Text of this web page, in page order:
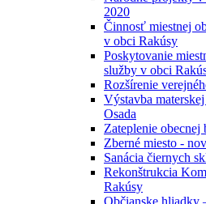
2020
Činnosť miestnej
v obci Rakúsy
Poskytovanie
služby v obci
Rozšírenie
Výstavba
Osada
Zateplenie
Zberné miesto -
Sanácia čiernych
Rekonštrukcia
Rakúsy
Občianske hliadky